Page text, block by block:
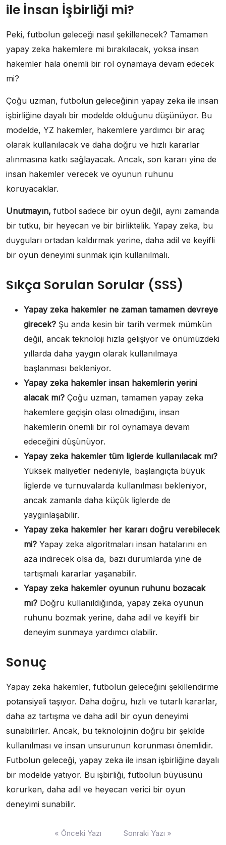
ile İnsan İşbirliği mi?
Peki, futbolun geleceği nasıl şekillenecek? Tamamen
yapay zeka hakemlere mi bırakılacak, yoksa insan
hakemler hala önemli bir rol oynamaya devam edecek
mi?
Çoğu uzman, futbolun geleceğinin yapay zeka ile insan
işbirliğine dayalı bir modelde olduğunu düşünüyor. Bu
modelde, YZ hakemler, hakemlere yardımcı bir araç
olarak kullanılacak ve daha doğru ve hızlı kararlar
alınmasına katkı sağlayacak. Ancak, son kararı yine de
insan hakemler verecek ve oyunun ruhunu
koruyacaklar.
Unutmayın, futbol sadece bir oyun değil, aynı zamanda
bir tutku, bir heyecan ve bir birliktelik. Yapay zeka, bu
duyguları ortadan kaldırmak yerine, daha adil ve keyifli
bir oyun deneyimi sunmak için kullanılmalı.
Sıkça Sorulan Sorular (SSS)
Yapay zeka hakemler ne zaman tamamen devreye
girecek? Şu anda kesin bir tarih vermek mümkün
değil, ancak teknoloji hızla gelişiyor ve önümüzdeki
yıllarda daha yaygın olarak kullanılmaya
başlanması bekleniyor.
Yapay zeka hakemler insan hakemlerin yerini
alacak mı? Çoğu uzman, tamamen yapay zeka
hakemlere geçişin olası olmadığını, insan
hakemlerin önemli bir rol oynamaya devam
edeceğini düşünüyor.
Yapay zeka hakemler tüm liglerde kullanılacak mı?
Yüksek maliyetler nedeniyle, başlangıçta büyük
liglerde ve turnuvalarda kullanılması bekleniyor,
ancak zamanla daha küçük liglerde de
yaygınlaşabilir.
Yapay zeka hakemler her kararı doğru verebilecek
mi? Yapay zeka algoritmaları insan hatalarını en
aza indirecek olsa da, bazı durumlarda yine de
tartışmalı kararlar yaşanabilir.
Yapay zeka hakemler oyunun ruhunu bozacak
mı? Doğru kullanıldığında, yapay zeka oyunun
ruhunu bozmak yerine, daha adil ve keyifli bir
deneyim sunmaya yardımcı olabilir.
Sonuç
Yapay zeka hakemler, futbolun geleceğini şekillendirme
potansiyeli taşıyor. Daha doğru, hızlı ve tutarlı kararlar,
daha az tartışma ve daha adil bir oyun deneyimi
sunabilirler. Ancak, bu teknolojinin doğru bir şekilde
kullanılması ve insan unsurunun korunması önemlidir.
Futbolun geleceği, yapay zeka ile insan işbirliğine dayalı
bir modelde yatıyor. Bu işbirliği, futbolun büyüsünü
korurken, daha adil ve heyecan verici bir oyun
deneyimi sunabilir.
« Önceki Yazı Sonraki Yazı »